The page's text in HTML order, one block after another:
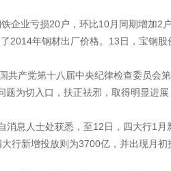
企业亏损20户，环比10月同期增加
年钢材出厂价格。13日，宝钢
共产党第十八届中央纪律检查委员
为切入口，扶正祛邪，取得明显进
息人士处获悉，至12日，四大行1
行新增投放则为3700亿，并出现月初